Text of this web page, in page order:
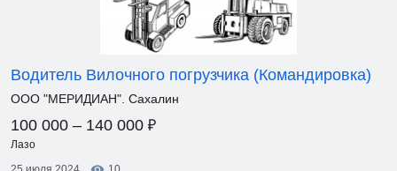
Водитель Вилочного погрузчика (Командировка)
ООО "МЕРИДИАН". Сахалин
100 000 – 140 000 ₽
Лазо